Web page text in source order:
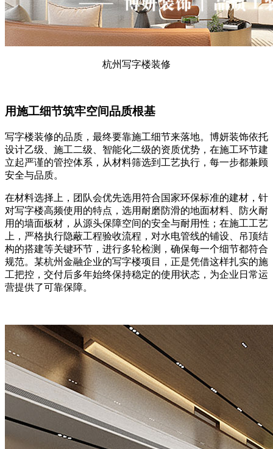
杭州写字楼装修
用施工细节筑牢空间品质根基
写字楼装修的品质，最终要靠施工细节来落地。博妍装饰依托
设计乙级、施工二级、智能化二级的资质优势，在施工环节建
立起严谨的管控体系，从材料筛选到工艺执行，每一步都兼顾
安全与品质。
在材料选择上，团队会优先选用符合国家环保标准的建材，针
对写字楼高频使用的特点，选用耐磨防滑的地面材料、防火耐
用的墙面板材，从源头保障空间的安全与耐用性；在施工工艺
上，严格执行隐蔽工程验收流程，对水电管线的铺设、吊顶结
构的搭建等关键环节，进行多轮检测，确保每一个细节都符合
规范。某杭州金融企业的写字楼项目，正是凭借这样扎实的施
工把控，交付后多年始终保持稳定的使用状态，为企业日常运
营提供了可靠保障。